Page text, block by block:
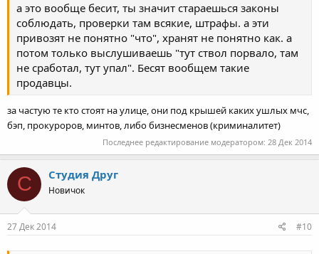
а это вообще бесит, ты значит стараешься законы
соблюдать, проверки там всякие, штрафы. а эти
привозят не понятно "что", хранят не понятно как. а
потом только выслушиваешь "тут ствол порвало, там
не сработал, тут упал". Бесят вообщем такие
продавцы.
за частую те кто стоят на улице, они под крышей каких ушлых мчс,
бэп, прокуроров, минтов, либо бизнесменов (криминалитет)
Последнее редактирование модератором: 28 Дек 2014
С Студия Друг
Новичок
27 Дек 2014 #10